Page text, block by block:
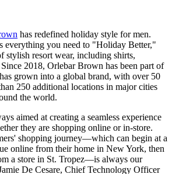
has redefined holiday style for men.
everything you need to "Holiday Better,"
stylish resort wear, including shirts,
2018, Orlebar Brown has been part of
grown into a global brand, with over 50
250 additional locations in major cities
the world.
aimed at creating a seamless experience
they are shopping online or in-store.
shopping journey—which can begin at a
online from their home in New York, then
a store in St. Tropez—is always our
De Cesare, Chief Technology Officer